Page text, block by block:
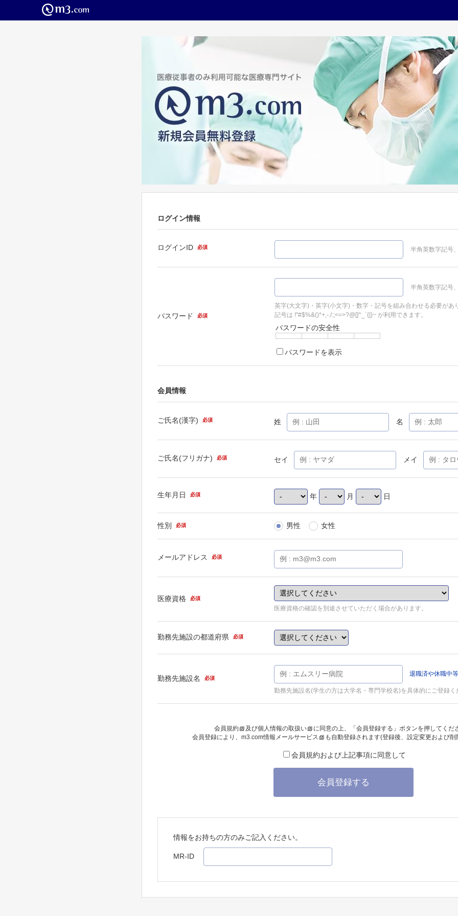
ログイン情報
ログインID 必須 半角英数字記号
パスワード 必須
半角英数字記号
英字(大文字)・英字(小文字)・数字・記号を組み合わせる必要があ
記号は !"#$%&()*+,-./:;<=>?@[]^_`{|}~ が利用できます。
パスワードの安全性
パスワードを表示
会員情報
ご氏名(漢字) 必須 姓 名
ご氏名(フリガナ) 必須 セイ メイ
生年月日 必須 年 月 日
性別 必須 男性 女性
メールアドレス 必須
医療資格 必須
医療資格の確認を別途させていただく場合があります。
勤務先施設の都道府県 必須
勤務先施設名 必須
退職済や休職中
勤務先施設名(学生の方は大学名・専門学校名)を具体的にご登録く
会員規約 及び個人情報の取扱い
に同意の上、「会員登録する」ボタンを押してくだ
会員登録により、 m3.com情報メールサービス も自動登録されます(登録後、設定変更および
会員規約および上記事項に同意して
会員登録する
情報をお持ちの方のみご記入ください。
MR-ID